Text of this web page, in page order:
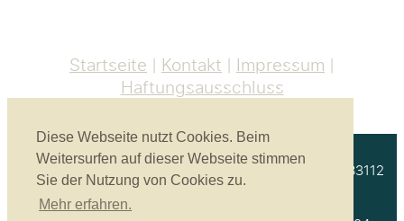
Diese Webseite nutzt Cookies. Beim
Weitersurfen auf dieser Webseite stimmen
Sie der Nutzung von Cookies zu.
Mehr erfahren.
Startseite Kontakt
Impressum
Haftungsausschluss
Akustikbau Heinrich GmbH | Unterprienmühle 4 a | 83112
Frasdorf